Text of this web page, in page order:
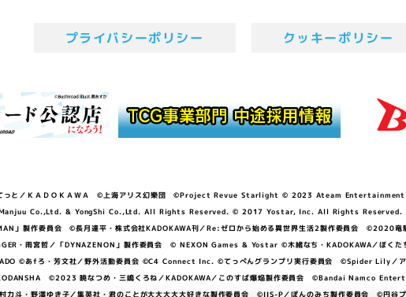
プライバシーポリシー クッキーポリシー
と／ＫＡＤＯＫＡＷＡ ©上海アリス幻樂団 ©Project Revue Starlight © 2023 Ateam
Manjuu Co.,Ltd. & YongShi Co.,Ltd. All Rights Reserved. © 2017 Yostar, Inc. All Rights
製作委員会 ©長月達平・株式会社KADOKAWA刊／Re:ゼロから始める異世界生活2製作委員会 ©2020竜
哲／「DYNAZENON」製作委員会 © NEXON Games & Yostar ©木緒なち・KADOKAWA／ぼくたち
©あfろ・芳文社／野外活動委員会 ©C4 Connect Inc. ©てっぺんグランプリ実行委員会 ©Spider Lily／
©2023 暁なつめ・三嶋くろね／KADOKAWA／このすば爆焔製作委員会 ©Bandai
力斗・野澤ゆき子／集英社・君のことが大大大大大好きな製作委員会 ©IIS-P／ぽんのみち製作委員会 ©円